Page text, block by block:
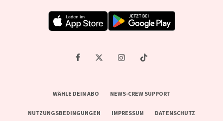
WÄHLE DEIN ABO NEWS-CREW SUPPORT
NUTZUNGSBEDINGUNGEN IMPRESSUM DATENSCHUTZ